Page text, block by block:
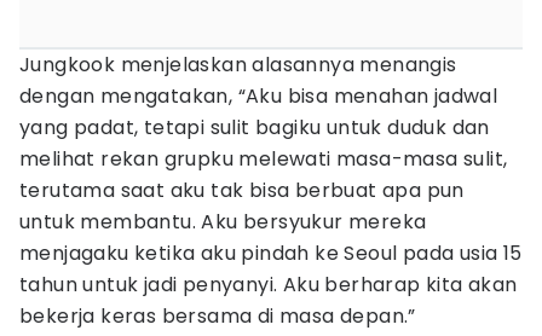
Jungkook menjelaskan alasannya menangis
dengan mengatakan, “Aku bisa menahan jadwal
yang padat, tetapi sulit bagiku untuk duduk dan
melihat rekan grupku melewati masa-masa sulit,
terutama saat aku tak bisa berbuat apa pun
untuk membantu. Aku bersyukur mereka
menjagaku ketika aku pindah ke Seoul pada usia 15
tahun untuk jadi penyanyi. Aku berharap kita akan
bekerja keras bersama di masa depan.”